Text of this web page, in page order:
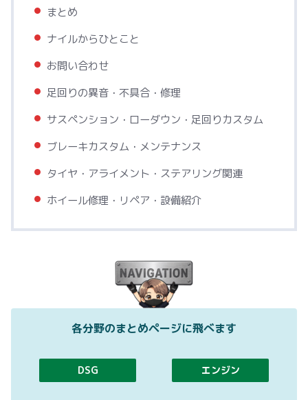
まとめ
ナイルからひとこと
お問い合わせ
足回りの異音・不具合・修理
サスペンション・ローダウン・足回りカスタム
ブレーキカスタム・メンテナンス
タイヤ・アライメント・ステアリング関連
ホイール修理・リペア・設備紹介
各分野のまとめページに飛べます
DSG エンジン